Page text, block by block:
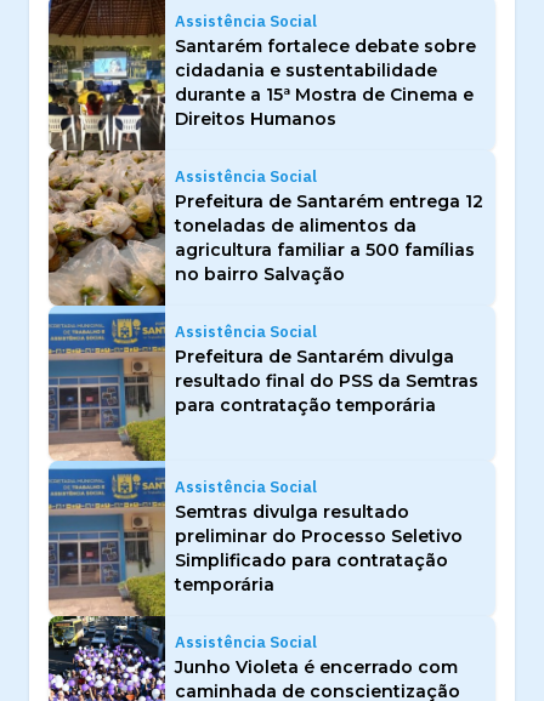
Assistência Social
Santarém fortalece debate sobre
cidadania e sustentabilidade
durante a 15ª Mostra de Cinema e
Direitos Humanos
Assistência Social
Prefeitura de Santarém entrega 12
toneladas de alimentos da
agricultura familiar a 500 famílias
no bairro Salvação
Assistência Social
Prefeitura de Santarém divulga
resultado final do PSS da Semtras
para contratação temporária
Assistência Social
Semtras divulga resultado
preliminar do Processo Seletivo
Simplificado para contratação
temporária
Assistência Social
Junho Violeta é encerrado com
caminhada de conscientização